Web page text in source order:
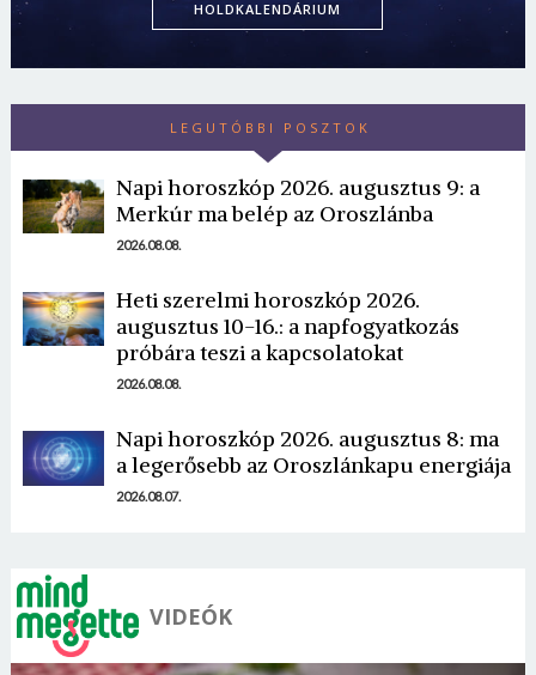
HOLDKALENDÁRIUM
LEGUTÓBBI POSZTOK
Napi horoszkóp 2026. augusztus 9: a
Merkúr ma belép az Oroszlánba
2026.08.08.
Heti szerelmi horoszkóp 2026.
augusztus 10-16.: a napfogyatkozás
próbára teszi a kapcsolatokat
2026.08.08.
Napi horoszkóp 2026. augusztus 8: ma
a legerősebb az Oroszlánkapu energiája
2026.08.07.
VIDEÓK
Borsonline bejelentkezés
E-mail cím vagy felhasználónév
Jelszó